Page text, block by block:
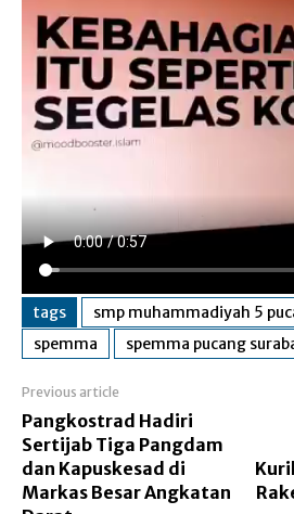
tags
smp muhammadiyah 5
spemma
spemma pucang
Previous article
Pangkostrad Hadiri
Sertijab Tiga Pangdam
dan Kapuskesad di
Markas Besar Angkatan